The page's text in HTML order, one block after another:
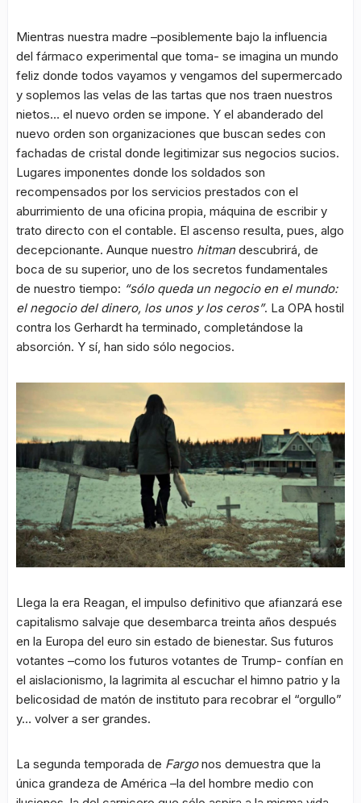
Mientras nuestra madre –posiblemente bajo la influencia
del fármaco experimental que toma- se imagina un mundo
feliz donde todos vayamos y vengamos del supermercado
y soplemos las velas de las tartas que nos traen nuestros
nietos… el nuevo orden se impone. Y el abanderado del
nuevo orden son organizaciones que buscan sedes con
fachadas de cristal donde legitimizar sus negocios sucios.
Lugares imponentes donde los soldados son
recompensados por los servicios prestados con el
aburrimiento de una oficina propia, máquina de escribir y
trato directo con el contable. El ascenso resulta, pues, algo
decepcionante. Aunque nuestro hitmandescubrirá, de
boca de su superior, uno de los secretos fundamentales
de nuestro tiempo: “sólo queda un negocio en el mundo:
el negocio del dinero, los unos y los ceros”. La OPA hostil
contra los Gerhardt ha terminado, completándose la
absorción. Y sí, han sido sólo negocios.
Llega la era Reagan, el impulso definitivo que afianzará ese
capitalismo salvaje que desembarca treinta años después
en la Europa del euro sin estado de bienestar. Sus futuros
votantes –como los futuros votantes de Trump- confían en
el aislacionismo, la lagrimita al escuchar el himno patrio y la
belicosidad de matón de instituto para recobrar el “orgullo”
y… volver a ser grandes.
La segunda temporada de Fargonos demuestra que la
única grandeza de América –la del hombre medio con